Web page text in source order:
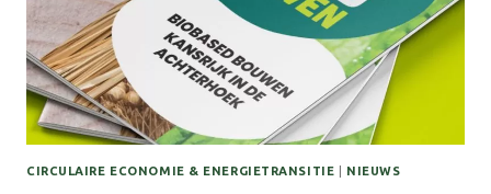
CIRCULAIRE ECONOMIE & ENERGIETRANSITIE NIEUWS